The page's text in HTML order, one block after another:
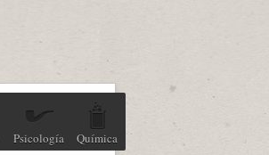
Psicología Química